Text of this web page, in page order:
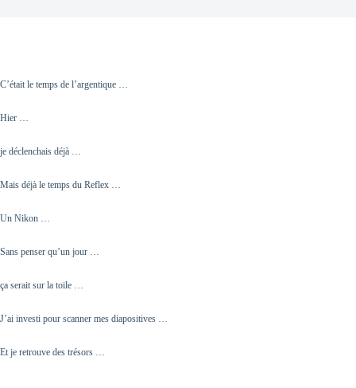
C’était le temps de l’argentique …
Hier …
je déclenchais déjà …
Mais déjà le temps du Reflex …
Un Nikon …
Sans penser qu’un jour …
ça serait sur la toile …
J’ai investi pour scanner mes diapositives …
Et je retrouve des trésors …